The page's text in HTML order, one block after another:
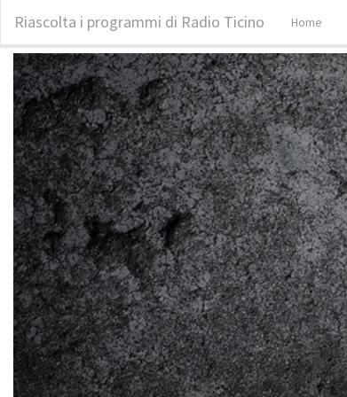
Riascolta i programmi di Radio Ticino Home